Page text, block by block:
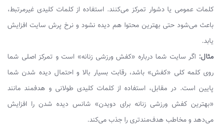
کلمات عمومی یا دشوار تمرکز می‌کنند. استفاده از کلمات کلیدی غیرمرتبط،
باعث می‌شود حتی بهترین محتوا هم دیده نشود و نرخ پرش سایت افزایش
یابد.
مثال: اگر سایت شما درباره «کفش ورزشی زنانه» است و تمرکز اصلی شما
روی کلمه کلی «کفش» باشد، رقابت بسیار بالا و احتمال دیده شدن شما
پایین است. در مقابل، استفاده از کلمات کلیدی طولانی و هدفمند مانند
«بهترین کفش ورزشی زنانه برای دویدن» شانس دیده شدن را افزایش
می‌دهد و مخاطب هدف‌مندتری را جذب می‌کند.